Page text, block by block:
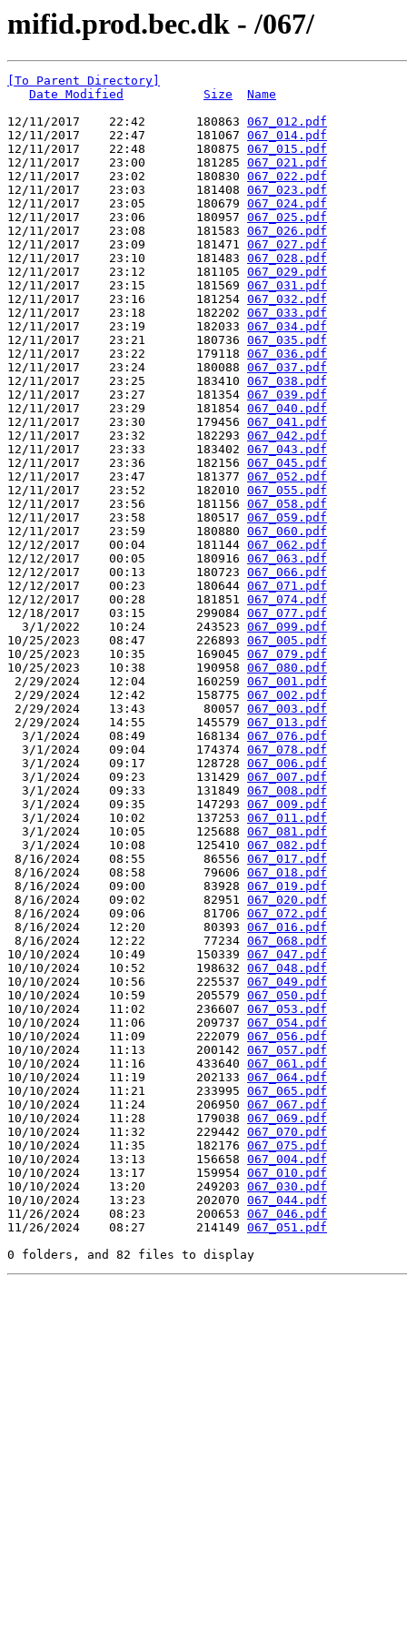
mifid.prod.bec.dk - /067/
[To Parent Directory]
Date Modified
Size
Name
12/11/2017    22:42       180863 067_012.pdf
12/11/2017    22:47       181067 067_014.pdf
12/11/2017    22:48       180875 067_015.pdf
12/11/2017    23:00       181285 067_021.pdf
12/11/2017    23:02       180830 067_022.pdf
12/11/2017    23:03       181408 067_023.pdf
12/11/2017    23:05       180679 067_024.pdf
12/11/2017    23:06       180957 067_025.pdf
12/11/2017    23:08       181583 067_026.pdf
12/11/2017    23:09       181471 067_027.pdf
12/11/2017    23:10       181483 067_028.pdf
12/11/2017    23:12       181105 067_029.pdf
12/11/2017    23:15       181569 067_031.pdf
12/11/2017    23:16       181254 067_032.pdf
12/11/2017    23:18       182202 067_033.pdf
12/11/2017    23:19       182033 067_034.pdf
12/11/2017    23:21       180736 067_035.pdf
12/11/2017    23:22       179118 067_036.pdf
12/11/2017    23:24       180088 067_037.pdf
12/11/2017    23:25       183410 067_038.pdf
12/11/2017    23:27       181354 067_039.pdf
12/11/2017    23:29       181854 067_040.pdf
12/11/2017    23:30       179456 067_041.pdf
12/11/2017    23:32       182293 067_042.pdf
12/11/2017    23:33       183402 067_043.pdf
12/11/2017    23:36       182156 067_045.pdf
12/11/2017    23:47       181377 067_052.pdf
12/11/2017    23:52       182010 067_055.pdf
12/11/2017    23:56       181156 067_058.pdf
12/11/2017    23:58       180517 067_059.pdf
12/11/2017    23:59       180880 067_060.pdf
12/12/2017    00:04       181144 067_062.pdf
12/12/2017    00:05       180916 067_063.pdf
12/12/2017    00:13       180723 067_066.pdf
12/12/2017    00:23       180644 067_071.pdf
12/12/2017    00:28       181851 067_074.pdf
12/18/2017    03:15       299084 067_077.pdf
3/1/2022    10:24       243523 067_099.pdf
10/25/2023    08:47       226893 067_005.pdf
10/25/2023    10:35       169045 067_079.pdf
10/25/2023    10:38       190958 067_080.pdf
2/29/2024    12:04       160259 067_001.pdf
2/29/2024    12:42       158775 067_002.pdf
2/29/2024    13:43        80057 067_003.pdf
2/29/2024    14:55       145579 067_013.pdf
3/1/2024    08:49       168134 067_076.pdf
3/1/2024    09:04       174374 067_078.pdf
3/1/2024    09:17       128728 067_006.pdf
3/1/2024    09:23       131429 067_007.pdf
3/1/2024    09:33       131849 067_008.pdf
3/1/2024    09:35       147293 067_009.pdf
3/1/2024    10:02       137253 067_011.pdf
3/1/2024    10:05       125688 067_081.pdf
3/1/2024    10:08       125410 067_082.pdf
8/16/2024    08:55        86556 067_017.pdf
8/16/2024    08:58        79606 067_018.pdf
8/16/2024    09:00        83928 067_019.pdf
8/16/2024    09:02        82951 067_020.pdf
8/16/2024    09:06        81706 067_072.pdf
8/16/2024    12:20        80393 067_016.pdf
8/16/2024    12:22        77234 067_068.pdf
10/10/2024    10:49       150339 067_047.pdf
10/10/2024    10:52       198632 067_048.pdf
10/10/2024    10:56       225537 067_049.pdf
10/10/2024    10:59       205579 067_050.pdf
10/10/2024    11:02       236607 067_053.pdf
10/10/2024    11:06       209737 067_054.pdf
10/10/2024    11:09       222079 067_056.pdf
10/10/2024    11:13       200142 067_057.pdf
10/10/2024    11:16       433640 067_061.pdf
10/10/2024    11:19       202133 067_064.pdf
10/10/2024    11:21       233995 067_065.pdf
10/10/2024    11:24       206950 067_067.pdf
10/10/2024    11:28       179038 067_069.pdf
10/10/2024    11:32       229442 067_070.pdf
10/10/2024    11:35       182176 067_075.pdf
10/10/2024    13:13       156658 067_004.pdf
10/10/2024    13:17       159954 067_010.pdf
10/10/2024    13:20       249203 067_030.pdf
10/10/2024    13:23       202070 067_044.pdf
11/26/2024    08:23       200653 067_046.pdf
11/26/2024    08:27       214149 067_051.pdf
0 folders, and 82 files to display